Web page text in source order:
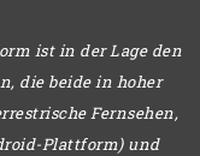
ist in der Lage den
die beide in hoher
Fernsehen,
Plattform) und